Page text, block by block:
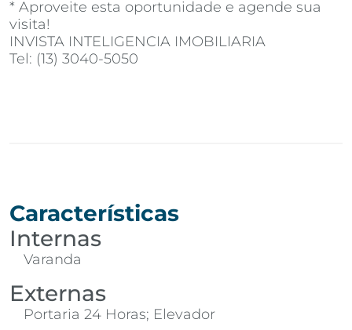
* Aproveite esta oportunidade e agende sua
visita!
INVISTA INTELIGENCIA IMOBILIARIA
Tel: (13) 3040-5050
Características
Internas
Varanda
Externas
Portaria 24 Horas; Elevador